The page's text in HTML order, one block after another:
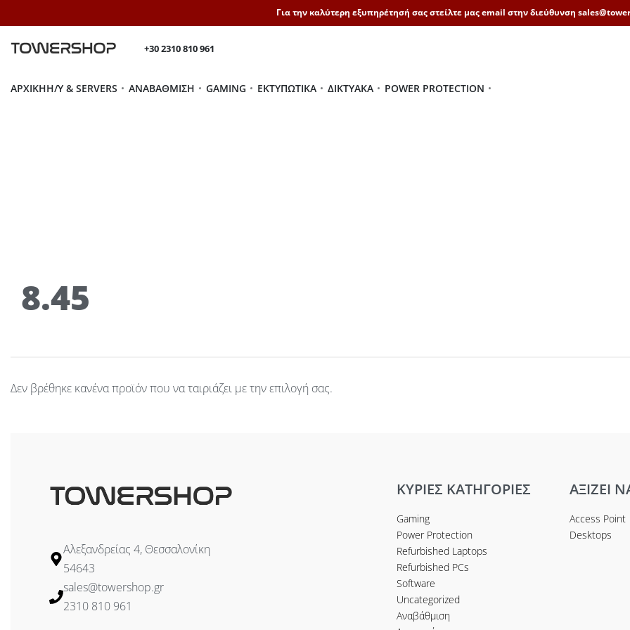
Για την καλύτερη εξυπηρέτησή σας στείλτε μας email στην διεύθυνση
+30 2310 810 961
ΑΡΧΙΚΉH/Y & SERVERS ΑΝΑΒΆΘΜΙΣΗ GAMING ΕΚΤΥΠΩΤΙΚΆ ΔΙΚΤΥΑΚΆ POWER PROTECTION
8.45
Δεν βρέθηκε κανένα προϊόν που να ταιριάζει με την επιλογή σας.
Αλεξανδρείας 4, Θεσσαλονίκη
54643
sales@towershop.gr
2310 810 961
ΚΥΡΙΕΣ ΚΑΤΗΓΟΡΙΕΣ
Gaming
Power Protection
Refurbished Laptops
Refurbished PCs
Software
Uncategorized
Αναβάθμιση
ΑΞΙΖΕΙ
Access Point
Desktops